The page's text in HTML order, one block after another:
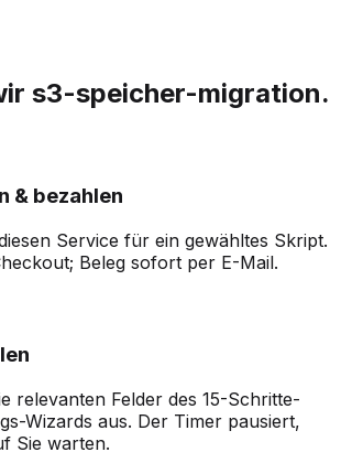
s3-speicher-migration.
& bezahlen
Service für ein gewähltes Skript.
Beleg sofort per E-Mail.
relevanten Felder des 15-Schritte-
Wizards aus. Der Timer pausiert,
Sie warten.